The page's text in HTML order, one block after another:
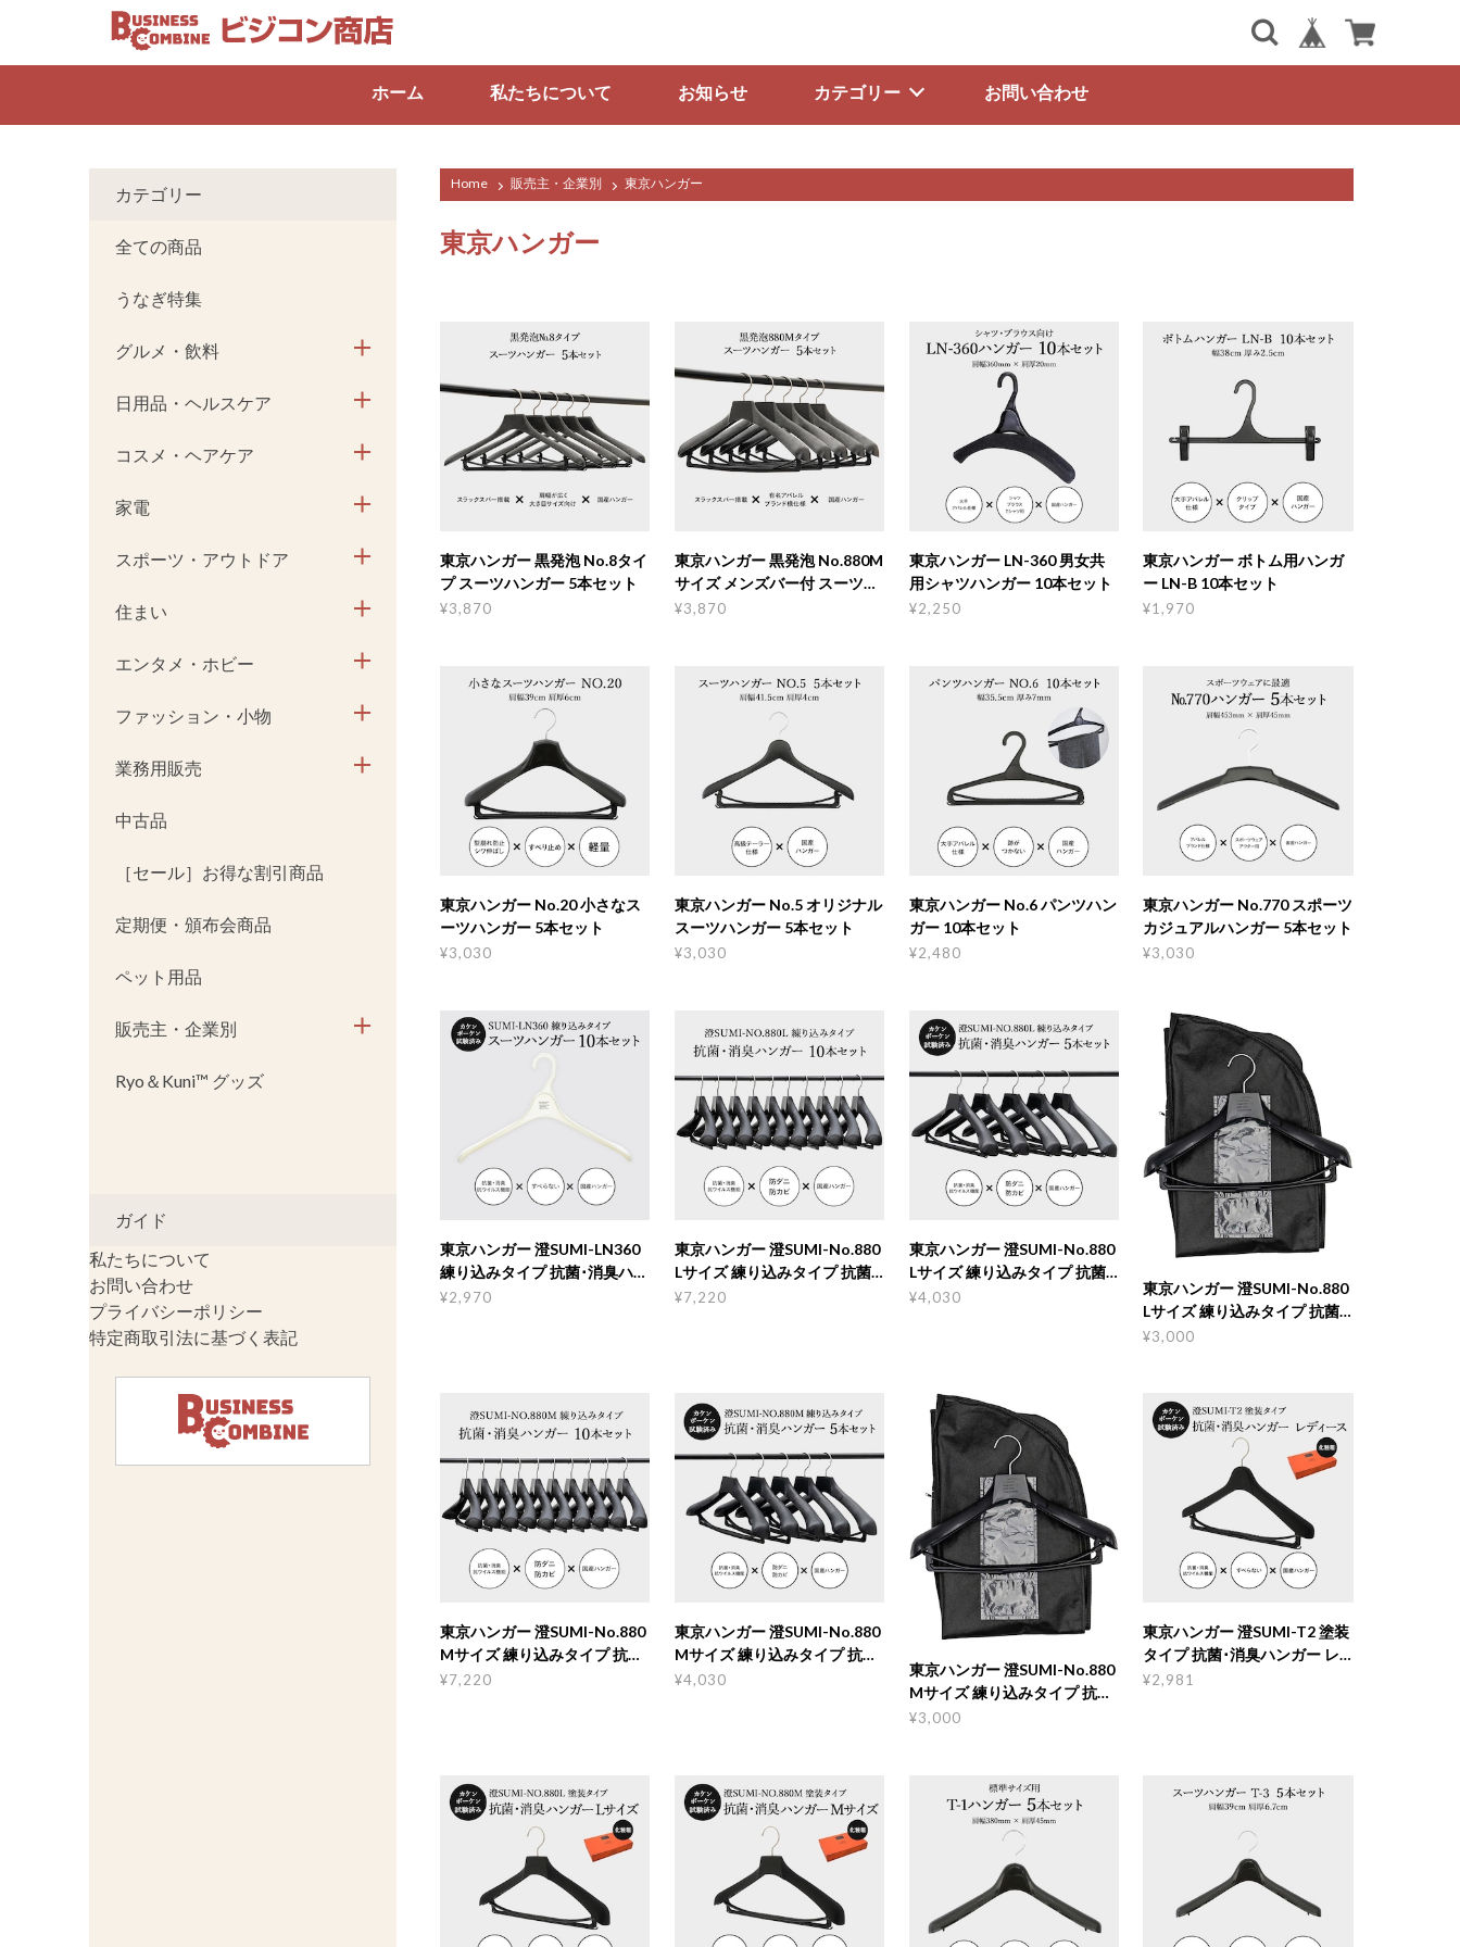
ホーム 私たちについて お知らせ カテゴリー お問い合わせ
Home 販売主・企業別 東京ハンガー
東京ハンガー
東京ハンガー 黒発泡 No.8タイ
プ スーツハンガー 5本セット
¥3,870
東京ハンガー 黒発泡 No.880M
サイズ メンズバー付 スーツハ
ンガー 5本セット
¥3,870
東京ハンガー LN-360 男女共
用シャツハンガー 10本セット
¥2,250
東京ハンガー ボトム用ハンガ
ー LN-B 10本セット
¥1,970
東京ハンガー No.20 小さなス
ーツハンガー 5本セット
¥3,030
東京ハンガー No.5 オリジナル
スーツハンガー 5本セット
¥3,030
東京ハンガー No.6 パンツハン
ガー 10本セット
¥2,480
東京ハンガー No.770 スポーツ
カジュアルハンガー 5本セット
¥3,030
東京ハンガー 澄SUMI-LN360
練り込みタイプ 抗菌･消臭ハン
ガー 10本セット
¥2,970
東京ハンガー 澄SUMI-No.880
Lサイズ 練り込みタイプ 抗菌･
消臭ハンガー 10本セット
¥7,220
東京ハンガー 澄SUMI-No.880
Lサイズ 練り込みタイプ 抗菌･
消臭ハンガー 5本セット
¥4,030
東京ハンガー 澄SUMI-No.880
Lサイズ 練り込みタイプ 抗菌･
消臭ハンガー 澄カバーセット
¥3,000
東京ハンガー 澄SUMI-No.880
Mサイズ 練り込みタイプ 抗
菌･消臭ハンガー 10本セット
¥7,220
東京ハンガー 澄SUMI-No.880
Mサイズ 練り込みタイプ 抗
菌･消臭ハンガー 5本セット
¥4,030
東京ハンガー 澄SUMI-No.880
Mサイズ 練り込みタイプ 抗
菌･消臭ハンガー 澄カバーセッ
¥3,000
東京ハンガー 澄SUMI-T2 塗装
タイプ 抗菌･消臭ハンガー レ
ディース
¥2,981
カテゴリー
全ての商品
うなぎ特集
グルメ・飲料
日用品・ヘルスケア
コスメ・ヘアケア
家電
スポーツ・アウトドア
住まい
エンタメ・ホビー
ファッション・小物
業務用販売
中古品
［セール］お得な割引商品
定期便・頒布会商品
ペット用品
販売主・企業別
Ryo＆Kuni™ グッズ
ガイド
私たちについて
お問い合わせ
プライバシーポリシー
特定商取引法に基づく表記